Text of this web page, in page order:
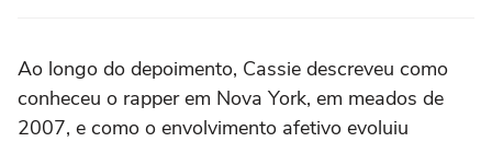
Ao longo do depoimento, Cassie descreveu como
conheceu o rapper em Nova York, em meados de
2007, e como o envolvimento afetivo evoluiu